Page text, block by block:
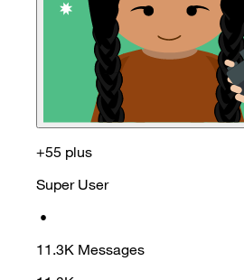
+55 plus
Super User
•
11.3K Messages